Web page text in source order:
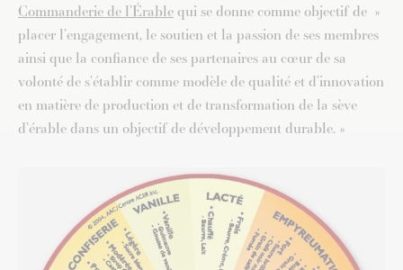
Commanderie de l’Érablequi se donne comme objectif de »
placer l’engagement, le soutien et la passion de ses membres
ainsi que la confiance de ses partenaires au cœur de sa
volonté de s’établir comme modèle de qualité et d’innovation
en matière de production et de transformation de la sève
d’érable dans un objectif de développement durable. »